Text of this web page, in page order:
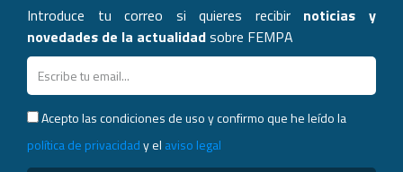
Introduce tu correo si quieres recibir noticias y
novedades de la actualidadsobre FEMPA
Acepto las condiciones de uso y confirmo que he leído la
política de privacidady el aviso legal